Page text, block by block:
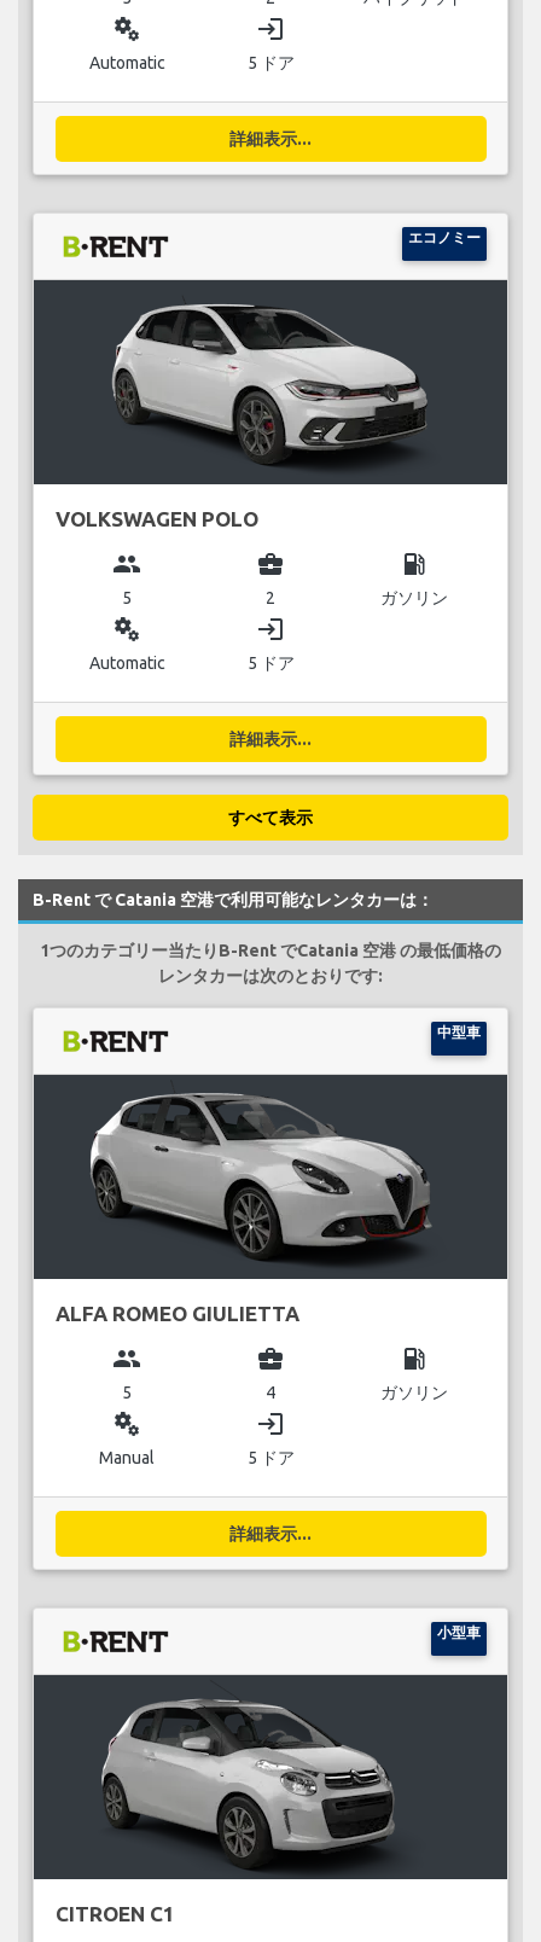
miscellaneous_services
Automatic
login
5 ドア
詳細表示...
エコノミー
VOLKSWAGEN POLO
group
5
business_center
2
local_gas_station
ガソリン
miscellaneous_services
Automatic
login
5 ドア
詳細表示...
すべて表示
B-Rent で Catania 空港で利用可能なレンタカーは：
1つのカテゴリー当たりB-Rent でCatania 空港 の最低価格の
レンタカーは次のとおりです:
中型車
ALFA ROMEO GIULIETTA
group
5
business_center
4
local_gas_station
ガソリン
miscellaneous_services
Manual
login
5 ドア
詳細表示...
小型車
CITROEN C1